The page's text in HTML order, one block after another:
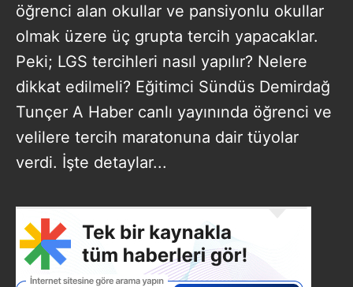
öğrenci alan okullar ve pansiyonlu okullar
olmak üzere üç grupta tercih yapacaklar.
Peki; LGS tercihleri nasıl yapılır? Nelere
dikkat edilmeli? Eğitimci Sündüs Demirdağ
Tunçer A Haber canlı yayınında öğrenci ve
velilere tercih maratonuna dair tüyolar
verdi. İşte detaylar...